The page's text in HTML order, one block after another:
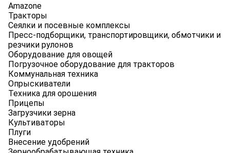
Amazone
Тракторы
Сеялки и посевные комплексы
Пресс-подборщики, транспортировщики, обмотчики и
резчики рулонов
Оборудование для овощей
Погрузочное оборудование для тракторов
Коммунальная техника
Опрыскиватели
Техника для орошения
Прицепы
Загрузчики зерна
Культиваторы
Плуги
Внесение удобрений